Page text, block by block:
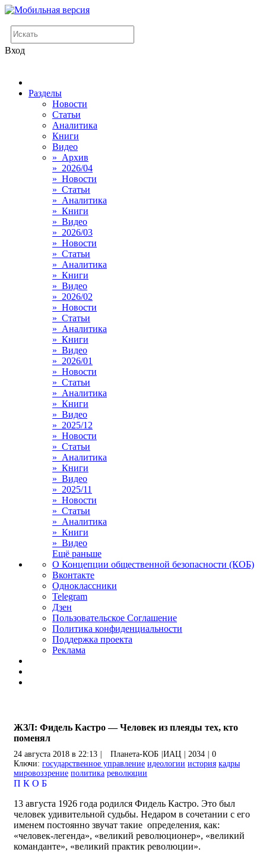
Вход
Разделы
Новости
Статьи
Аналитика
Книги
Видео
» Архив
» 2026/04
» Новости
» Статьи
» Аналитика
» Книги
» Видео
» 2026/03
» Новости
» Статьи
» Аналитика
» Книги
» Видео
» 2026/02
» Новости
» Статьи
» Аналитика
» Книги
» Видео
» 2026/01
» Новости
» Статьи
» Аналитика
» Книги
» Видео
» 2025/12
» Новости
» Статьи
» Аналитика
» Книги
» Видео
» 2025/11
» Новости
» Статьи
» Аналитика
» Книги
» Видео
Ещё раньше
О Концепции общественной безопасности (КОБ)
Вконтакте
Одноклассники
Telegram
Дзен
Пользовательское Соглашение
Политика конфиденциальности
Поддержка проекта
Реклама
ЖЗЛ: Фидель Кастро — Человек из плеяды тех, кто
поменял
24 августа 2018 в 22:13 Планета-КОБ ИАЦ 2034
0
Ключи: государственное управление идеологии история кадры
мировоззрение политика революции
П К О Б
13 августа 1926 года родился Фидель Кастро. Это был
человек удивительной судьбы. Недаром в сочетании с его
именем постоянно звучат такие определения, как:
«человек-легенда», «великий революционер», «великий
команданте», «великий практик революции».